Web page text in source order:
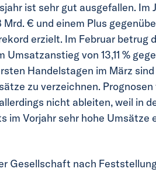
ist sehr gut ausgefallen. Im
€ und einem Plus
erzielt. Im Februar betrug
von 13,11 %
Handelstagen im März
zu verzeichnen. Prognosen
nicht ableiten, weil in
im Vorjahr sehr hohe Umsätze
Gesellschaft nach